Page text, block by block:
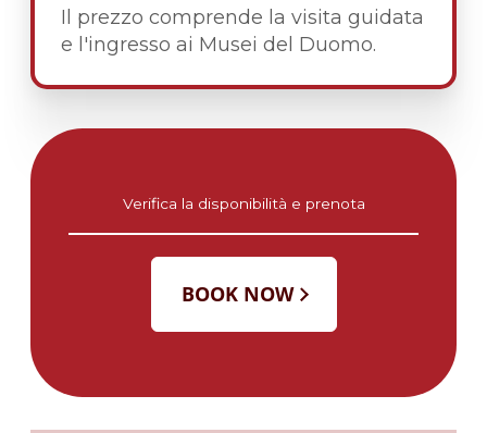
Il prezzo comprende la visita guidata
e l'ingresso ai Musei del Duomo.
Verifica la disponibilità e prenota